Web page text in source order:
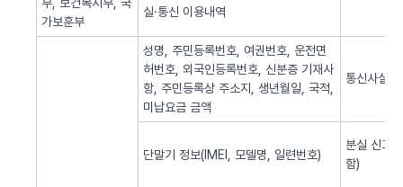
가보훈부
실·통신 이용내역
성명, 주민등록번호, 여권번호, 운전면
허번호, 외국인등록번호, 신분증 기재사
항, 주민등록상 주소지, 생년월일, 국적,
미납요금 금액
통신사실
단말기 정보(IMEI, 모델명, 일련번호)
분실 신고
함)